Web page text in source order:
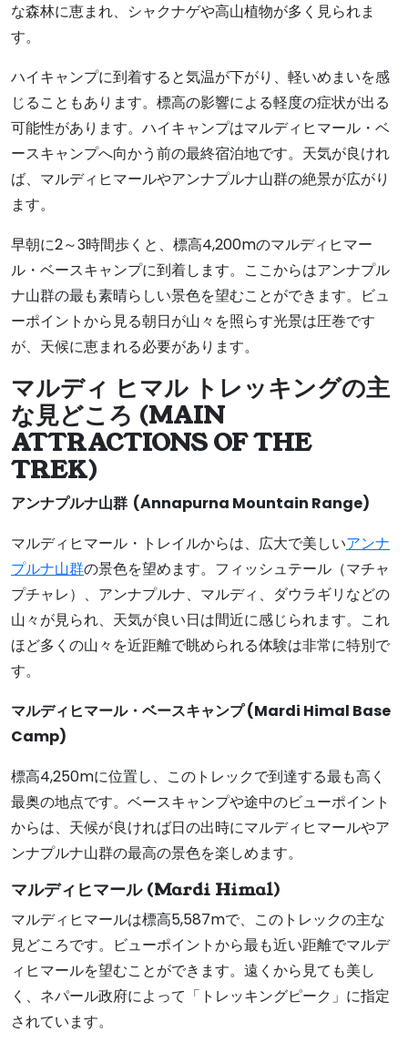
な森林に恵まれ、シャクナゲや高山植物が多く見られま
す。
ハイキャンプに到着すると気温が下がり、軽いめまいを感
じることもあります。標高の影響による軽度の症状が出る
可能性があります。ハイキャンプはマルディヒマール・ベ
ースキャンプへ向かう前の最終宿泊地です。天気が良けれ
ば、マルディヒマールやアンナプルナ山群の絶景が広がり
ます。
早朝に2～3時間歩くと、標高4,200mのマルディヒマー
ル・ベースキャンプに到着します。ここからはアンナプル
ナ山群の最も素晴らしい景色を望むことができます。ビュ
ーポイントから見る朝日が山々を照らす光景は圧巻です
が、天候に恵まれる必要があります。
マルディ ヒマル トレッキングの主
な見どころ (MAIN
ATTRACTIONS OF THE
TREK)
アンナプルナ山群 (Annapurna Mountain Range)
マルディヒマール・トレイルからは、広大で美しいアンナ
プルナ山群の景色を望めます。フィッシュテール（マチャ
プチャレ）、アンナプルナ、マルディ、ダウラギリなどの
山々が見られ、天気が良い日は間近に感じられます。これ
ほど多くの山々を近距離で眺められる体験は非常に特別で
す。
マルディヒマール・ベースキャンプ (Mardi Himal Base
Camp)
標高4,250mに位置し、このトレックで到達する最も高く
最奥の地点です。ベースキャンプや途中のビューポイント
からは、天候が良ければ日の出時にマルディヒマールやア
ンナプルナ山群の最高の景色を楽しめます。
マルディヒマール (Mardi Himal)
マルディヒマールは標高5,587mで、このトレックの主な
見どころです。ビューポイントから最も近い距離でマルデ
ィヒマールを望むことができます。遠くから見ても美し
く、ネパール政府によって「トレッキングピーク」に指定
されています。